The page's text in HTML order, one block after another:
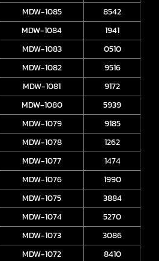
MDW-1085
8542
MDW-1084
1941
MDW-1083
0510
MDW-1082
9516
MDW-1081
9172
MDW-1080
5939
MDW-1079
9185
MDW-1078
1262
MDW-1077
1474
MDW-1076
1990
MDW-1075
3884
MDW-1074
5270
MDW-1073
3086
MDW-1072
8410